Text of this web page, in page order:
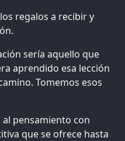
regalos a recibir y
sería aquello que
aprendido esa lección
Tomemos esos
pensamiento con
que se ofrece hasta